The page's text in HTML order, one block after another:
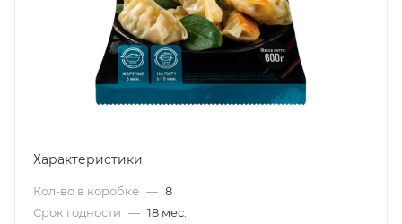
Характеристики
Кол-во в коробке — 8
Срок годности — 18 мес.